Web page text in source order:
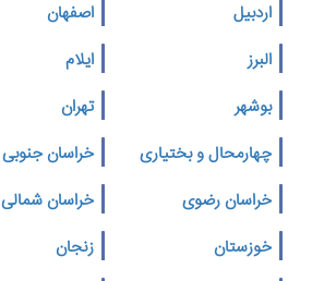
اردبیل
اصفهان
البرز
ایلام
بوشهر
تهران
چهارمحال و بختیاری
خراسان جنوبی
خراسان رضوی
خراسان شمالی
خوزستان
زنجان